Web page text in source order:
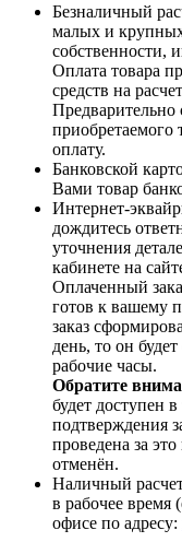
Безналичный
малых и
собственности,
Оплата товара
средств на
Предварительно
приобретаемого
оплату.
Банковской
Вами товар
Интернет-
дождитесь
уточнения
кабинете на
Оплаченный
готов к вашему
заказ
день, то он
рабочие часы.
Обратите
будет доступен
подтверждения
проведена за
отменён.
Наличный
в рабочее время
офисе по адресу: